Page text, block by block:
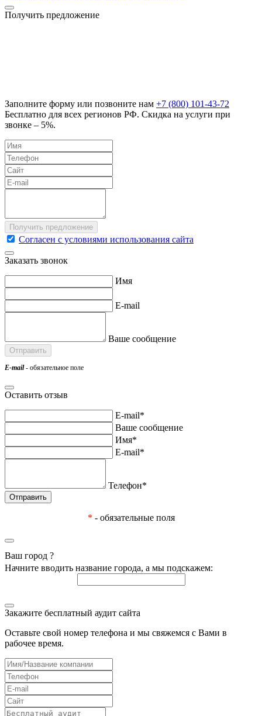
Получить предложение
Заполните форму или позвоните нам +7 (800) 101-43-72
Бесплатно для всех регионов РФ. Скидка на услуги при
звонке – 5%.
Согласен с условиями использования сайта
Заказать звонок
Имя
E-mail
Ваше сообщение
E-mail- обязательное поле
Оставить отзыв
E-mail*
Ваше сообщение
Имя*
E-mail*
Телефон*
* - обязательные поля
Ваш город ?
Начните вводить название города, а мы подскажем:
Закажите бесплатный аудит сайта
Оставьте свой номер телефона и мы свяжемся с Вами в
рабочее время.